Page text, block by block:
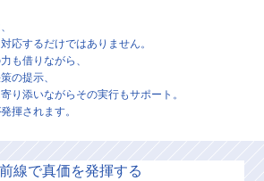
応するだけではありません。
も借りながら、
の提示、
り添いながらその実行もサポート。
揮されます。
線で真価を発揮する